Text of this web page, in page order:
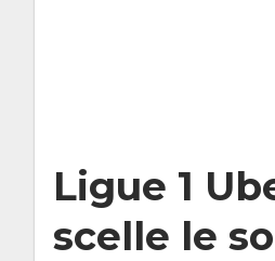
Ligue 1
scelle le